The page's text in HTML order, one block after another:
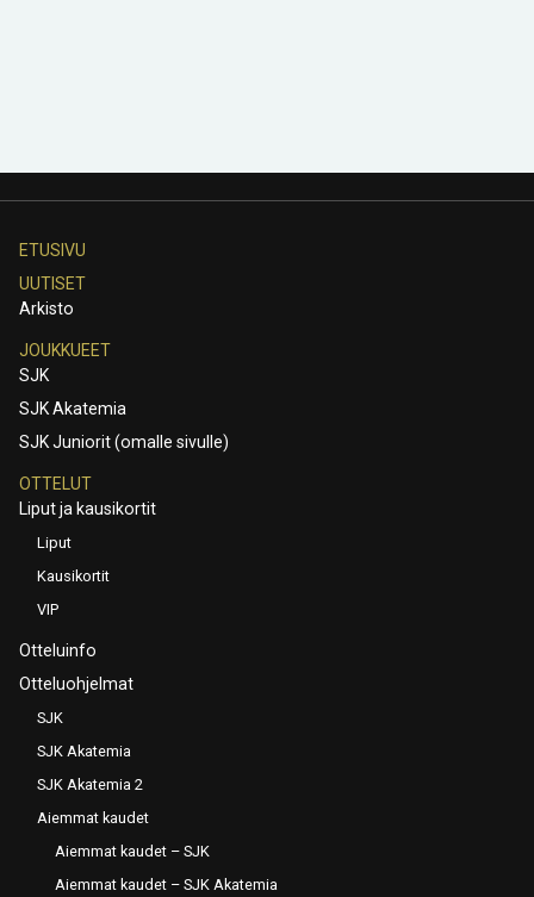
ETUSIVU
UUTISET
Arkisto
JOUKKUEET
SJK
SJK Akatemia
SJK Juniorit (omalle sivulle)
OTTELUT
Liput ja kausikortit
Liput
Kausikortit
VIP
Otteluinfo
Otteluohjelmat
SJK
SJK Akatemia
SJK Akatemia 2
Aiemmat kaudet
Aiemmat kaudet – SJK
Aiemmat kaudet – SJK Akatemia